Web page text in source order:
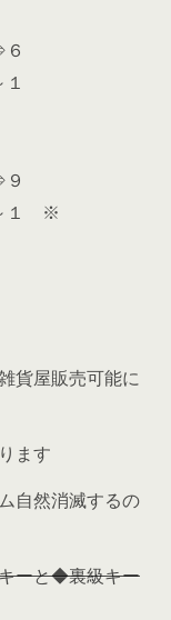
１ ※
貨屋販売可能に
ます
自然消滅するの
ーと◆裏級キー